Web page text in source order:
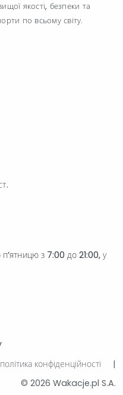
якості, безпеки та
по всьому світу.
п’ятницю з 7:00 до 21:00, у
політика конфіденційності
|
© 2026 Wakacje.pl S.A.